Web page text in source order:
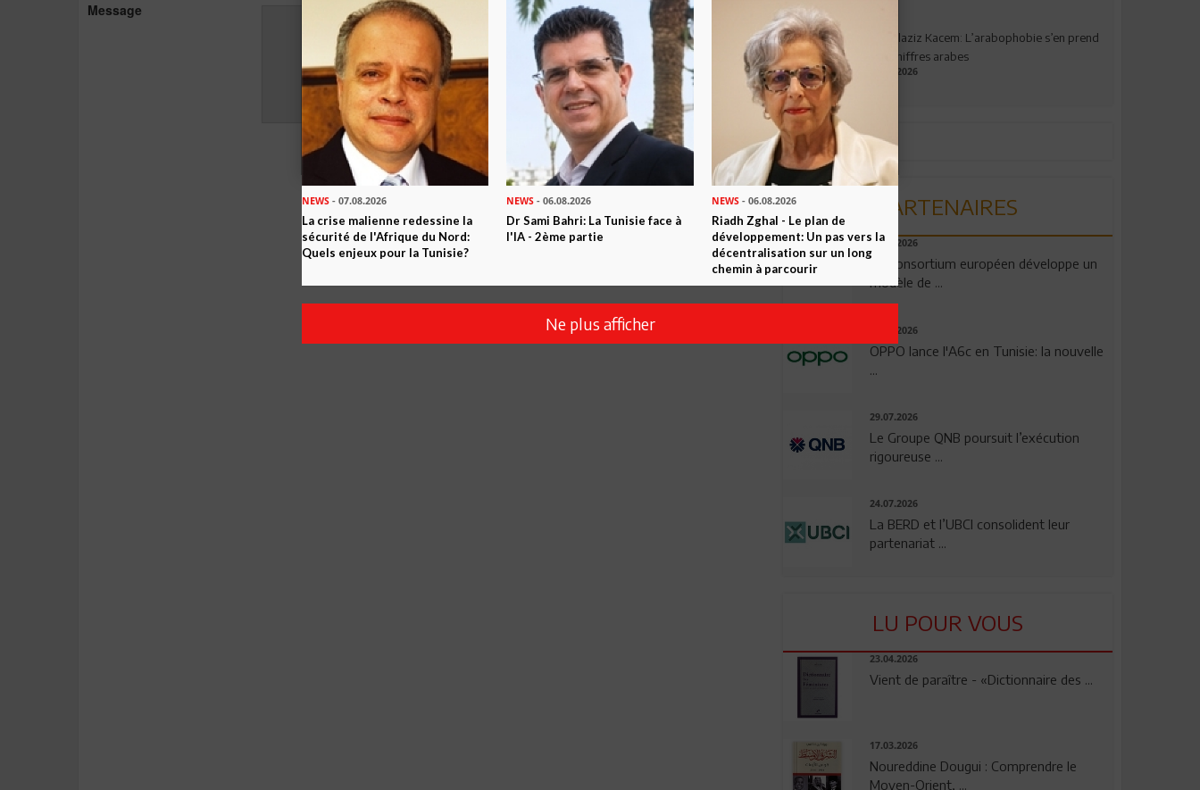
Message
Envoyer
Abdelaziz Kacem: L’arabophobie s’en prend
aux chiffres arabes
09.07.2026
PARTENAIRES
06.08.2026
Un consortium européen développe un
modèle de ...
04.08.2026
OPPO lance l'A6c en Tunisie: la nouvelle
...
29.07.2026
Le Groupe QNB poursuit l’exécution
rigoureuse ...
24.07.2026
La BERD et l’UBCI consolident leur
partenariat ...
LU POUR VOUS
23.04.2026
Vient de paraître - «Dictionnaire des ...
17.03.2026
Noureddine Dougui : Comprendre le
Moyen-Orient, ...
NEWS - 07.08.2026
La crise malienne redessine la
sécurité de l'Afrique du Nord:
Quels enjeux pour la Tunisie?
NEWS - 06.08.2026
Dr Sami Bahri: La Tunisie face à
l'IA - 2ème partie
NEWS- 06.08.2026
Riadh Zghal - Le plan de
développement: Un pas vers la
décentralisation sur un long
chemin à parcourir
Ne plus afficher